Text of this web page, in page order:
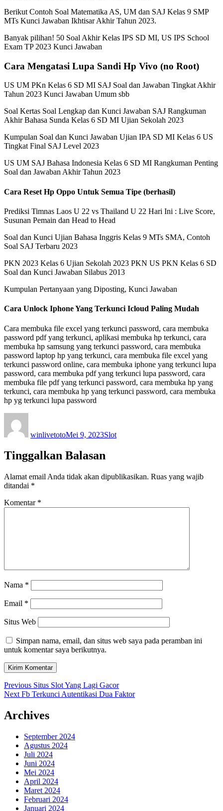
Berikut Contoh Soal Matematika AS, UM dan SAJ Kelas 9 SMP
MTs Kunci Jawaban Ikhtisar Akhir Tahun 2023.
Banyak pilihan! 50 Soal Akhir Kelas IPS SD MI, US IPS School
Exam TP 2023 Kunci Jawaban
Cara Mengatasi Lupa Sandi Hp Vivo (no Root)
US UM PKn Kelas 6 SD MI SAJ Soal dan Jawaban Tingkat Akhir
Tahun 2023 Kunci Jawaban Umum sbb
Soal Kertas Soal Lengkap dan Kunci Jawaban SAJ Rangkuman
Akhir Bahasa Sunda Kelas 6 SD MI Ujian Sekolah 2023
Kumpulan Soal dan Kunci Jawaban Ujian IPA SD MI Kelas 6 US
Tingkat Final SAJ Level 2023
US UM SAJ Bahasa Indonesia Kelas 6 SD MI Rangkuman Penting
Soal dan Jawaban Akhir Tahun 2023
Cara Reset Hp Oppo Untuk Semua Tipe (berhasil)
Prediksi Timnas Laos U 22 vs Thailand U 22 Hari Ini : Live Score,
Susunan Pemain dan Head to Head
Soal dan Kunci Ujian Bahasa Inggris Kelas 9 MTs SMA, Contoh
Soal SAJ Terbaru 2023
PKN 2023 Kelas 6 Ujian Sekolah 2023 PKN US PKN Kelas 6 SD
Soal dan Kunci Jawaban Silabus 2013
Kumpulan Pertanyaan yang Diposting, Kunci Jawaban
Cara Unlock Iphone Yang Terkunci Icloud Paling Mudah
Cara membuka file excel yang terkunci password, cara membuka
password pdf yang terkunci, aplikasi membuka hp terkunci, cara
membuka hp samsung yang terkunci password, cara membuka
password laptop hp yang terkunci, cara membuka file excel yang
terkunci password online, cara membuka iphone yang terkunci lupa
password, cara membuka pdf yang terkunci lupa password, cara
membuka file pdf yang terkunci password, cara membuka hp yang
terkunci, cara membuka hp yang terkunci password, cara membuka
hp yg terkunci lupa password
winlivetotoMei 9, 2023Slot
Tinggalkan Balasan
Alamat email Anda tidak akan dipublikasikan. Ruas yang wajib
ditandai *
Komentar *
Nama *
Email *
Situs Web
Simpan nama, email, dan situs web saya pada peramban ini
untuk komentar saya berikutnya.
Navigasi
pos
Previous Previous
post:
Situs Slot Yang Lagi Gacor
Next Next
Fb Terkunci Autentikasi Dua Faktor
Archives
September 2024
Agustus 2024
Juli 2024
Juni 2024
Mei 2024
April 2024
Maret 2024
Februari 2024
Januari 2024